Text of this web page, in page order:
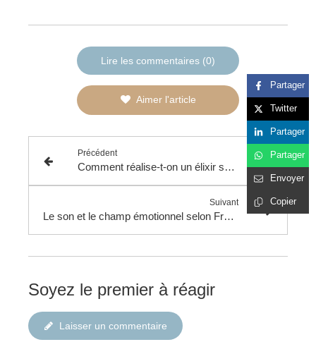
Lire les commentaires (0)
Aimer l'article
Précédent
Comment réalise-t-on un élixir sonore ?
Suivant
Le son et le champ émotionnel selon Franck Nabet
Partager
Twitter
Partager
Partager
Envoyer
Copier
Soyez le premier à réagir
Laisser un commentaire